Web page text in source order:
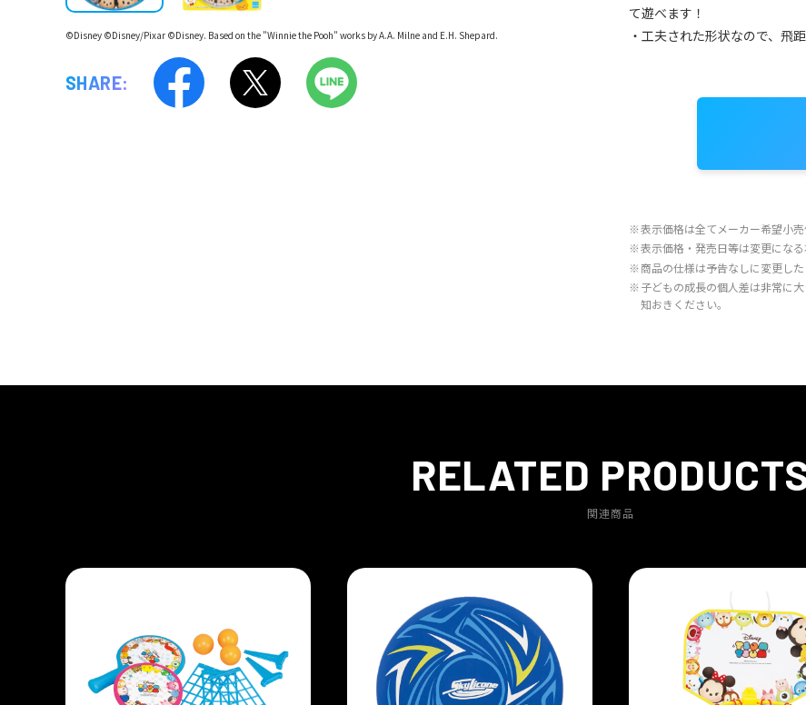
©Disney ©Disney/Pixar ©Disney. Based on the "Winnie the Pooh" works by A.A. Milne and E.H. Shepard.
SHARE:
て遊べます！
・工夫された形状なので、飛
※表示価格は全てメーカー希望小売
※表示価格・発売日等は変更になる
※商品の仕様は予告なしに変更し
※子どもの成長の個人差は非常に
知おきください。
RELATED
関連商品